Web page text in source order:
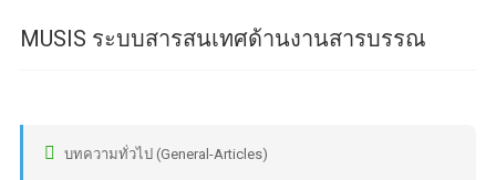
MUSIS ระบบสารสนเทศด้านงานสารบรรณ
บทความทั่วไป (General-Articles)